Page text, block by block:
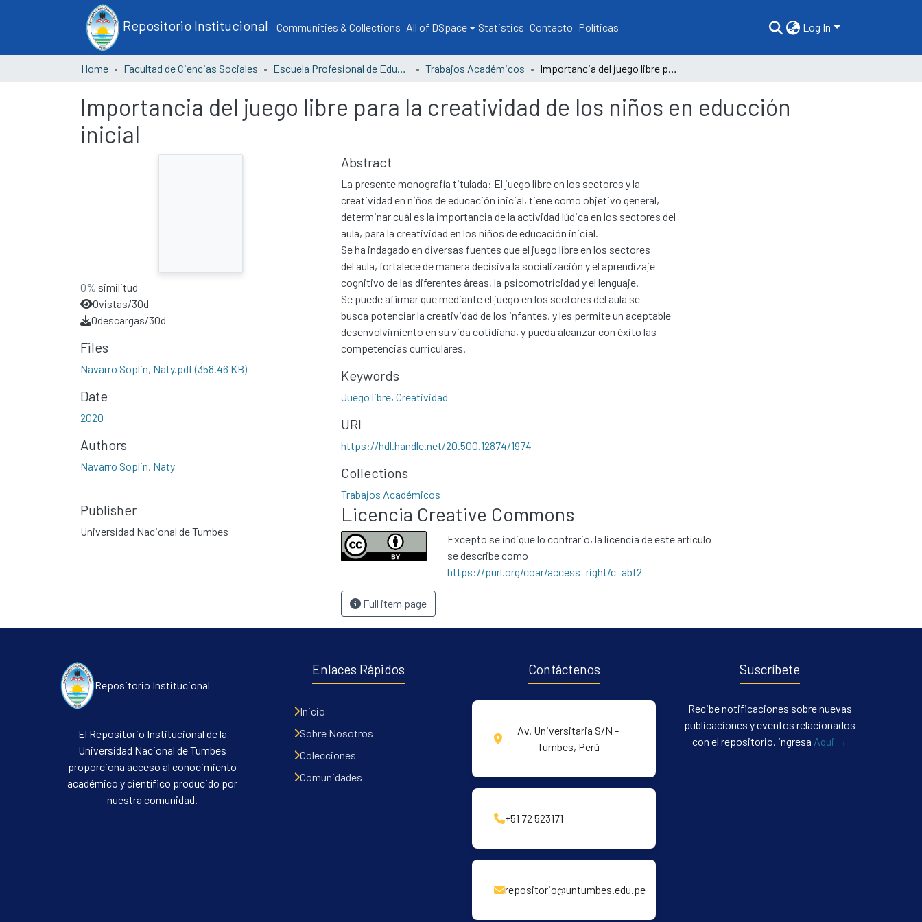
Repositorio Institucional Communities & Collections All of DSpace Statistics Contacto Políticas Log In
Home Facultad de Ciencias Sociales Escuela Profesional de Educación Trabajos Académicos Importancia del juego libre para la creatividad de los niños en educción inicial
Importancia del juego libre para la creatividad de los niños en educción
inicial
0% similitud
0vistas/30d
0descargas/30d
Files
Navarro Soplin, Naty.pdf(358.46 KB)
Date
2020
Authors
Navarro Soplin, Naty
Publisher
Universidad Nacional de Tumbes
Abstract
La presente monografía titulada: El juego libre en los sectores y la
creatividad en niños de educación inicial, tiene como objetivo general,
determinar cuál es la importancia de la actividad lúdica en los sectores del
aula, para la creatividad en los niños de educación inicial.
Se ha indagado en diversas fuentes que el juego libre en los sectores
del aula, fortalece de manera decisiva la socialización y el aprendizaje
cognitivo de las diferentes áreas, la psicomotricidad y el lenguaje.
Se puede afirmar que mediante el juego en los sectores del aula se
busca potenciar la creatividad de los infantes, y les permite un aceptable
desenvolvimiento en su vida cotidiana, y pueda alcanzar con éxito las
competencias curriculares.
Keywords
Juego libre, Creatividad
URI
https://hdl.handle.net/20.500.12874/1974
Collections
Trabajos Académicos
Licencia Creative Commons
Excepto se indique lo contrario, la licencia de este artículo
se describe como
https://purl.org/coar/access_right/c_abf2
Full item page
Repositorio Institucional
El Repositorio Institucional de la
Universidad Nacional de Tumbes
proporciona acceso al conocimiento
académico y científico producido por
nuestra comunidad.
Enlaces Rápidos
Inicio
Sobre Nosotros
Colecciones
Comunidades
Contáctenos
Av. Universitaria S/N -
Tumbes, Perú
+51 72 523171
repositorio@untumbes.edu.pe
Suscríbete
Recibe notificaciones sobre nuevas
publicaciones y eventos relacionados
con el repositorio. ingresa Aqui →